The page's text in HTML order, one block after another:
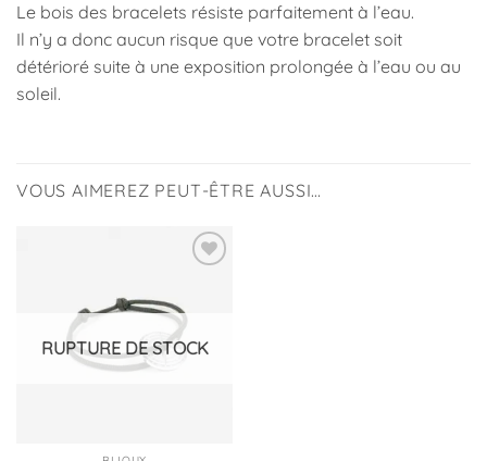
Le bois des bracelets résiste parfaitement à l’eau.
Il n’y a donc aucun risque que votre bracelet soit
détérioré suite à une exposition prolongée à l’eau ou au
soleil.
VOUS AIMEREZ PEUT-ÊTRE AUSSI…
d’envies
RUPTURE DE STOCK